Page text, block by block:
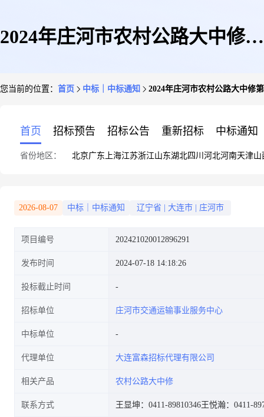
2024年庄河市农村公路大中修第
您当前的位置： 首页 中标｜中标通知 2024年庄河市农村公路大中修
首页 招标预告 招标公告 重新招标 中标通知
省份地区： 北京广东 上海江苏浙江山东湖北四川 河北河南天津山
2026-08-07 中标｜中标通知 辽宁省 大连市 庄河市
项目编号 202421020012896291
发布时间 2024-07-18 14:18:26
投标截止时间
招标单位 庄河市交通运输事业服务中心
中标单位
代理单位 大连富森招标代理有限公司
相关产品 农村公路大中修
联系方式 王显坤：0411-89810346王悦瀚：0411-